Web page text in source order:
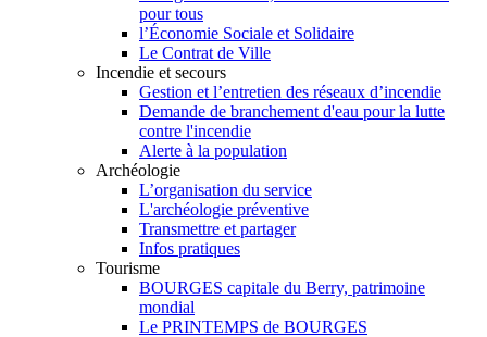
pour tous
l’Économie Sociale et Solidaire
Le Contrat de Ville
Incendie et secours
Gestion et l’entretien des réseaux d’incendie
Demande de branchement d'eau pour la lutte
contre l'incendie
Alerte à la population
Archéologie
L’organisation du service
L'archéologie préventive
Transmettre et partager
Infos pratiques
Tourisme
BOURGES capitale du Berry, patrimoine
mondial
Le PRINTEMPS de BOURGES